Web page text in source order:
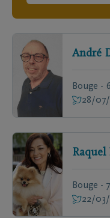
André
Bouge -
28/
Raquel
Bouge -
22/